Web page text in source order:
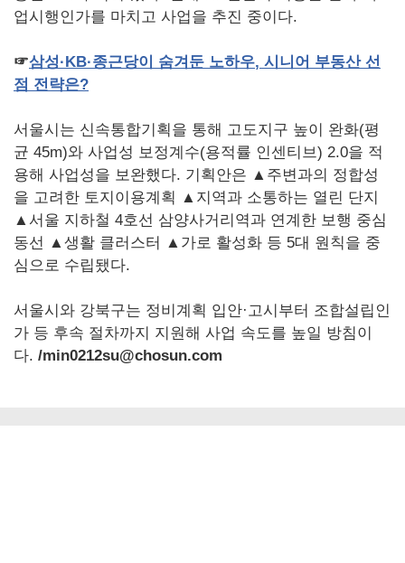
업시행인가를 마치고 사업을 추진 중이다.
☞삼성·KB·종근당이 숨겨둔 노하우, 시니어 부동산 선
점 전략은?
서울시는 신속통합기획을 통해 고도지구 높이 완화(평
균 45m)와 사업성 보정계수(용적률 인센티브) 2.0을 적
용해 사업성을 보완했다. 기획안은 ▲주변과의 정합성
을 고려한 토지이용계획 ▲지역과 소통하는 열린 단지
▲서울 지하철 4호선 삼양사거리역과 연계한 보행 중심
동선 ▲생활 클러스터 ▲가로 활성화 등 5대 원칙을 중
심으로 수립됐다.
서울시와 강북구는 정비계획 입안·고시부터 조합설립인
가 등 후속 절차까지 지원해 사업 속도를 높일 방침이
다. /min0212su@chosun.com